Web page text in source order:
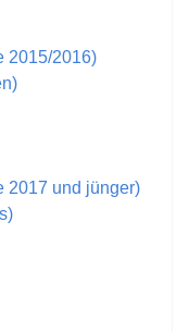
2015/2016)
2017 und jünger)